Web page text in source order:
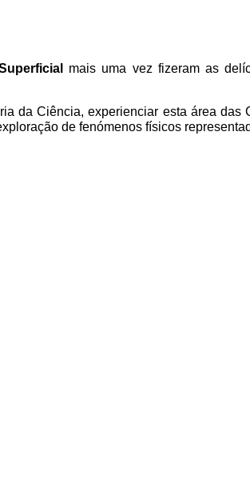
mais uma vez fizeram as
da Ciência, experienciar esta área das
de fenómenos físicos